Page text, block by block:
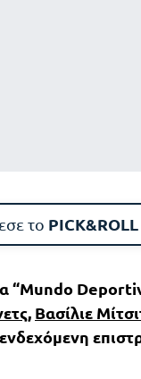
το PICK&ROLL
“Mundo
, Βασίλιε